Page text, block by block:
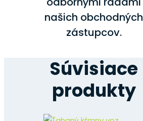
našich obchodných
zástupcov.
Súvisiace
produkty